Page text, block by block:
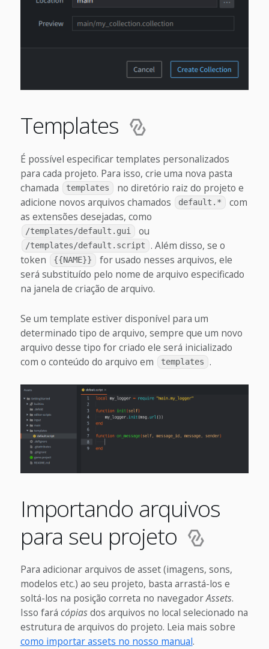
Templates
É possível especificar templates personalizados
para cada projeto. Para isso, crie uma nova pasta
chamada
templates
no diretório raiz do projeto e
adicione novos arquivos chamados
default.*
com
as extensões desejadas, como
/templates/default.gui ou
/templates/default.script
. Além disso, se o
token
{{NAME}}
for usado nesses arquivos, ele
será substituído pelo nome de arquivo especificado
na janela de criação de arquivo.
Se um template estiver disponível para um
determinado tipo de arquivo, sempre que um novo
arquivo desse tipo for criado ele será inicializado
com o conteúdo do arquivo em
templates .
Importando arquivos
para seu projeto
Para adicionar arquivos de asset (imagens, sons,
modelos etc.) ao seu projeto, basta arrastá-los e
soltá-los na posição correta no navegadorAssets.
Isso fará cópiasdos arquivos no local selecionado na
estrutura de arquivos do projeto. Leia mais sobre
como importar assets no nosso manual.